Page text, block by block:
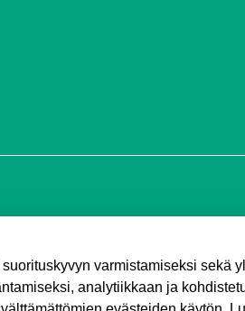
varmistamiseksi sekä
analytiikkaan ja